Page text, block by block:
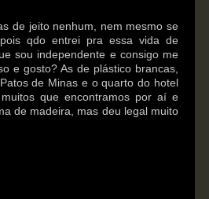
de jeito nenhum, nem mesmo se
qdo entrei pra essa vida de
sou independente e consigo me
e gosto? As de plástico brancas,
de Minas e o quarto do hotel
que encontramos por aí e
de madeira, mas deu legal muito